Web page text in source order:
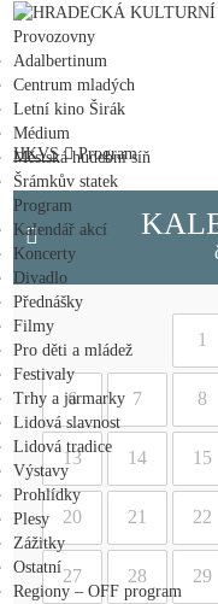
Provozovny
Adalbertinum
Centrum mladých
Letní kino Širák
Médium
Městská hudební síň
Šrámkův statek
Program
Kalendář akcí
Koncerty
Divadlo
Přednášky
Filmy
Pro děti a mládež
Festivaly
Trhy a jarmarky
Lidová slavnost
Lidová tradice
Výstavy
Prohlídky
Plesy
Zážitky
Ostatní
Regiony – OFF program
HKVS Program
1
6 7 8
13 14 15
20 21 22
27 28 29